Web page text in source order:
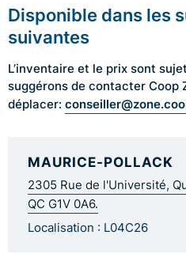
Disponible dans les
suivantes
L’inventaire et le prix sont
suggérons de contacter Coop
déplacer:
MAURICE-POLLACK
2305 Rue de l'Université,
QC G1V 0A6.
Localisation : L04C26